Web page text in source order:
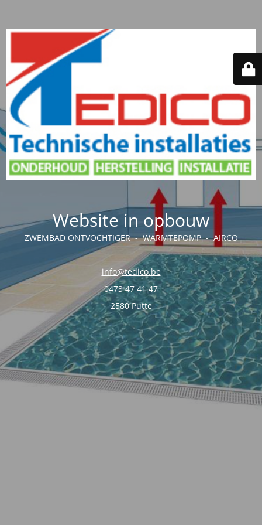
Website in opbouw
ZWEMBAD ONTVOCHTIGER - WARMTEPOMP - AIRCO
info@tedico.be
0473 47 41 47
2580 Putte